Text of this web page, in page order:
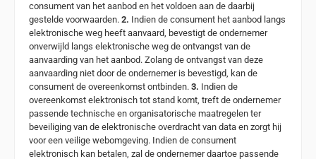
consument van het aanbod en het voldoen aan de daarbij
gestelde voorwaarden. 2. Indien de consument het aanbod langs
elektronische weg heeft aanvaard, bevestigt de ondernemer
onverwijld langs elektronische weg de ontvangst van de
aanvaarding van het aanbod. Zolang de ontvangst van deze
aanvaarding niet door de ondernemer is bevestigd, kan de
consument de overeenkomst ontbinden. 3. Indien de
overeenkomst elektronisch tot stand komt, treft de ondernemer
passende technische en organisatorische maatregelen ter
beveiliging van de elektronische overdracht van data en zorgt hij
voor een veilige webomgeving. Indien de consument
elektronisch kan betalen, zal de ondernemer daartoe passende